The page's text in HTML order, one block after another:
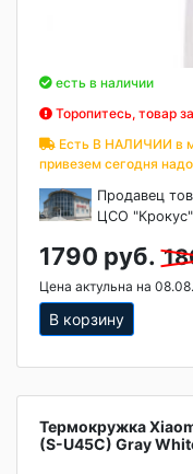
есть в наличии
Торопитесь, товар
Есть В НАЛИЧИИ в
привезем сегодня
Продавец
ЦСО "Крокус"
1790 руб.
Цена актульна на
В корзину
Термокружка
(S-U45C) Gray